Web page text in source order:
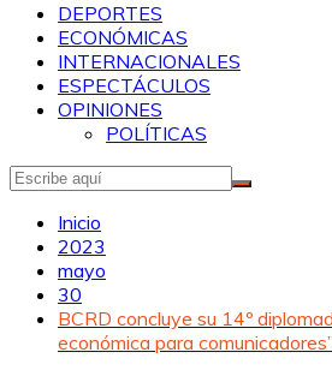
DEPORTES
ECONÓMICAS
INTERNACIONALES
ESPECTÁCULOS
OPINIONES
POLÍTICAS
Inicio
2023
mayo
30
BCRD concluye su 14º
económica para comunicadores”